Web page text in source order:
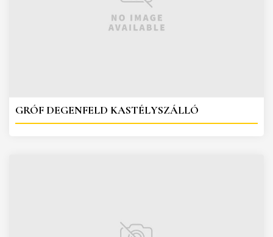
GRÓF DEGENFELD KASTÉLYSZÁLLÓ